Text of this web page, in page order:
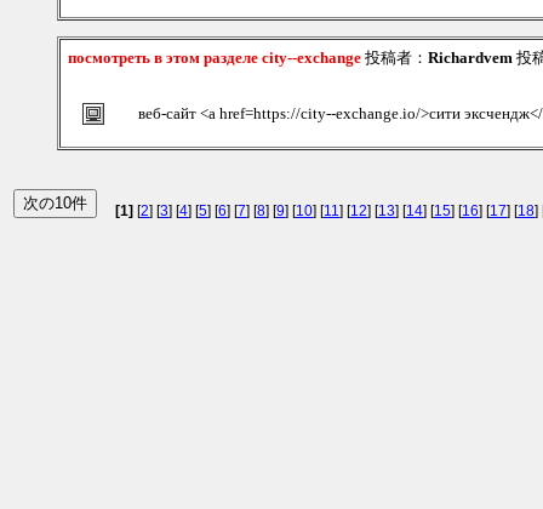
посмотреть в этом разделе city--exchange 投稿者： Richardvem 投
веб-сайт <a href=https://city--exchange.io/>сити
[1] [2] [3] [4] [5] [6] [7] [8] [9] [10] [11] [12] [13] [14] [15] [16] [17] [18]